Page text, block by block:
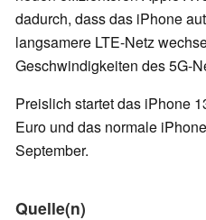
dadurch, dass das iPhone
langsamere LTE-Netz
Geschwindigkeiten des 5G-
Preislich startet das iPhone
Euro und das normale
September.
Quelle(n)